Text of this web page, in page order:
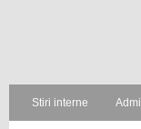
Stiri interne